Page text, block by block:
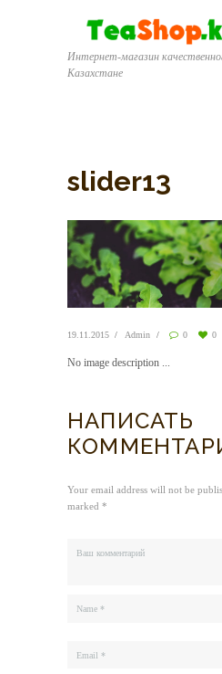
Интернет-магазин
Казахстане
slider13
19.11.2015 Admin 0 0
No image description ...
НАПИСАТЬ
Your email address will not be
marked *